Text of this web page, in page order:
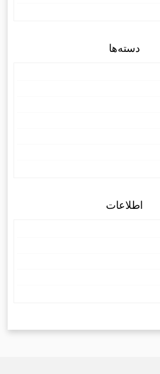
دسته‌ها
اطلاعات